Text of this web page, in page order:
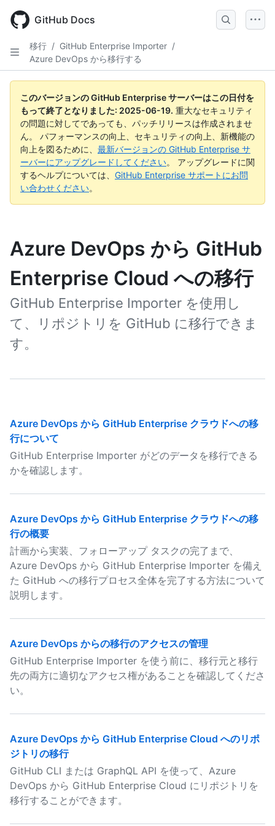
main
content
GitHub Docs
移行 / GitHub Enterprise Importer /
Azure DevOps から移行する
このバージョンの GitHub Enterprise サーバーはこの日付を
もって終了となりました: 2025-06-19. 重大なセキュリティ
の問題に対してであっても、パッチリリースは作成されませ
ん。 パフォーマンスの向上、セキュリティの向上、新機能の
向上を図るために、 最新バージョンの GitHub Enterprise サ
ーバーにアップグレードしてください。 アップグレードに関
するヘルプについては、 GitHub Enterprise サポートにお問
い合わせください。
Azure DevOps から GitHub
Enterprise Cloud への移行
GitHub Enterprise Importer を使用し
て、リポジトリを GitHub に移行できま
す。
Azure DevOps から GitHub Enterprise クラウドへの移
行について
GitHub Enterprise Importer がどのデータを移行できる
かを確認します。
Azure DevOps から GitHub Enterprise クラウドへの移
行の概要
計画から実装、フォローアップ タスクの完了まで、
Azure DevOps から GitHub Enterprise Importer を備え
た GitHub への移行プロセス全体を完了する方法について
説明します。
Azure DevOps からの移行のアクセスの管理
GitHub Enterprise Importer を使う前に、移行元と移行
先の両方に適切なアクセス権があることを確認してくださ
い。
Azure DevOps から GitHub Enterprise Cloud へのリポ
ジトリの移行
GitHub CLI または GraphQL API を使って、Azure
DevOps から GitHub Enterprise Cloud にリポジトリを
移行することができます。